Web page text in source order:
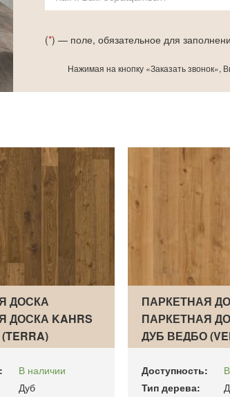
(*) — поле, обязательное для
Нажимая на кнопку «Заказать звонок»,
ДОСКА
ДОСКА KAHRS
В наличии
Дуб
ПАРКЕТНАЯ
ПАРКЕТНАЯ
ДУБ ВЕДБО
Доступность:
Тип дерева: